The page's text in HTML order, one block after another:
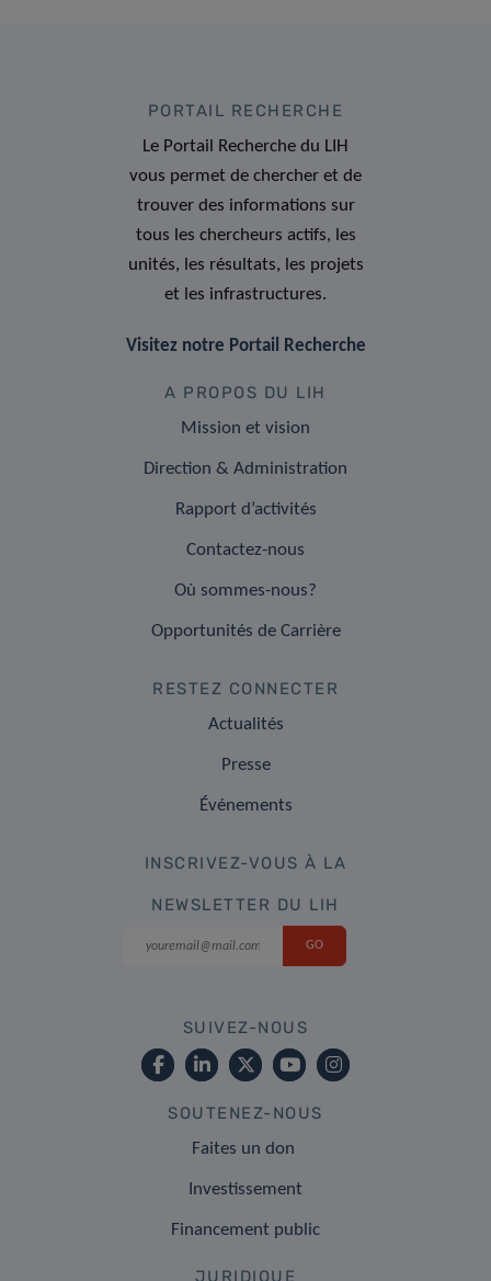
PORTAIL RECHERCHE
Le Portail Recherche du LIH
vous permet de chercher et de
trouver des informations sur
tous les chercheurs actifs, les
unités, les résultats, les projets
et les infrastructures.
Visitez notre Portail Recherche
A PROPOS DU LIH
Mission et vision
Direction & Administration
Rapport d’activités
Contactez-nous
Où sommes-nous?
Opportunités de Carrière
RESTEZ CONNECTER
Actualités
Presse
Événements
INSCRIVEZ-VOUS À LA
NEWSLETTER DU LIH
SUIVEZ-NOUS
SOUTENEZ-NOUS
Faites un don
Investissement
Financement public
JURIDIQUE